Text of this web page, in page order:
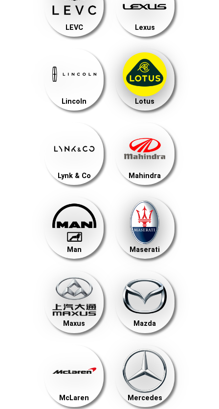
LEVC Lexus
Lincoln Lotus
Lynk & Co Mahindra
Man Maserati
Maxus Mazda
McLaren Mercedes